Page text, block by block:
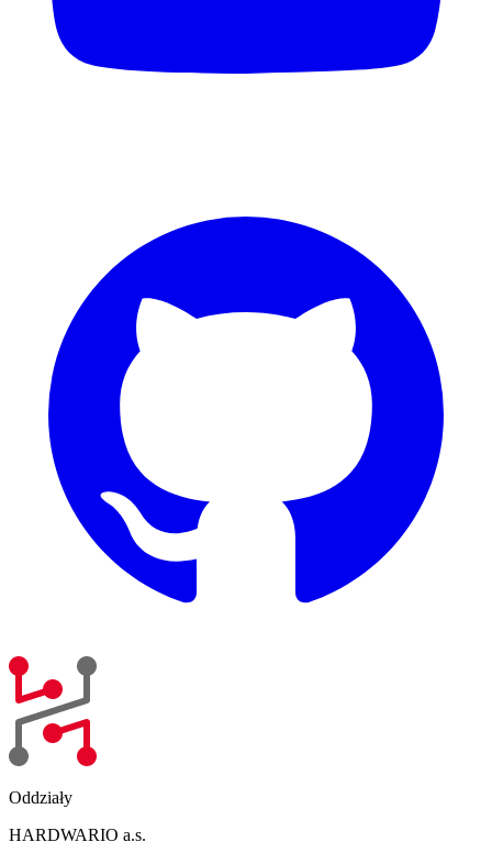
Oddziały
HARDWARIO a.s.